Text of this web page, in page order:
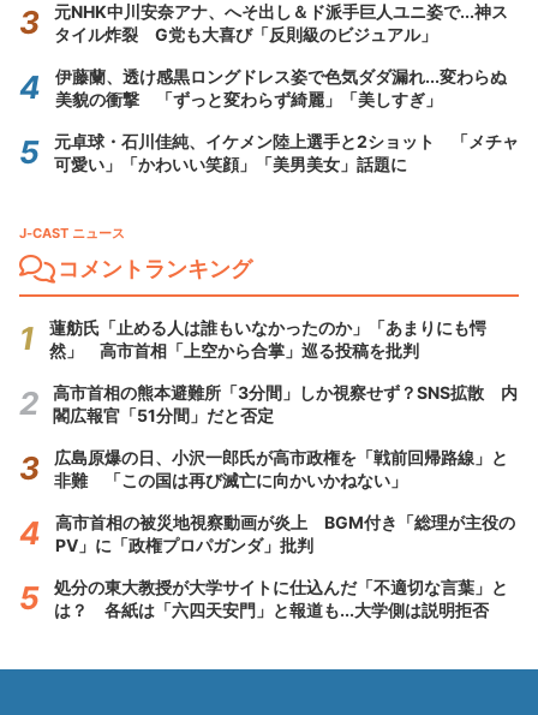
元NHK中川安奈アナ、へそ出し＆ド派手巨人ユニ姿で...神ス
タイル炸裂 G党も大喜び「反則級のビジュアル」
伊藤蘭、透け感黒ロングドレス姿で色気ダダ漏れ...変わらぬ
美貌の衝撃 「ずっと変わらず綺麗」「美しすぎ」
元卓球・石川佳純、イケメン陸上選手と2ショット 「メチャ
可愛い」「かわいい笑顔」「美男美女」話題に
J-CAST ニュース
コメントランキング
蓮舫氏「止める人は誰もいなかったのか」「あまりにも愕
然」 高市首相「上空から合掌」巡る投稿を批判
高市首相の熊本避難所「3分間」しか視察せず？SNS拡散 内
閣広報官「51分間」だと否定
広島原爆の日、小沢一郎氏が高市政権を「戦前回帰路線」と
非難 「この国は再び滅亡に向かいかねない」
高市首相の被災地視察動画が炎上 BGM付き「総理が主役の
PV」に「政権プロパガンダ」批判
処分の東大教授が大学サイトに仕込んだ「不適切な言葉」と
は？ 各紙は「六四天安門」と報道も...大学側は説明拒否